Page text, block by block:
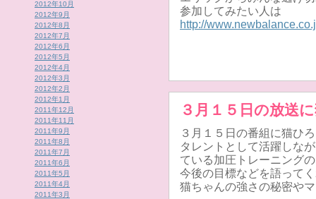
2012年10月
2012年9月
2012年8月
2012年7月
2012年6月
2012年5月
2012年4月
2012年3月
2012年2月
2012年1月
2011年12月
2011年11月
2011年9月
2011年8月
2011年7月
2011年6月
2011年5月
2011年4月
2011年3月
参加してみたい人は
http://
３月１５日の放送
３月１５日の番組に猫ひ
タレントとして活躍しな
ている加圧トレーニング
今後の目標などを語って
猫ちゃんの強さの秘密や